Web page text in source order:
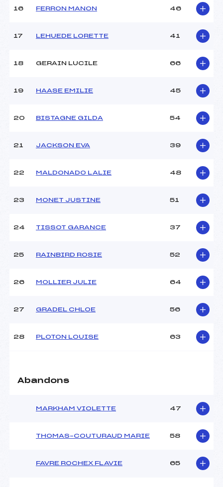
Pénalité appliquée :
128.7500
16 FERRON MANON 46
17 LEHUEDE LORETTE 41
18 GERAIN LUCILE 66
19 HAASE EMILIE 45
20 BISTAGNE GILDA 54
21 JACKSON EVA 39
22 MALDONADO LALIE 48
23 MONET JUSTINE 51
24 TISSOT GARANCE 37
25 RAINBIRD ROSIE 52
26 MOLLIER JULIE 64
27 GRADEL CHLOE 56
28 PLOTON LOUISE 63
Abandons
MARKHAM VIOLETTE 47
THOMAS–COUTURAUD MARIE 58
FAVRE ROCHEX FLAVIE 65